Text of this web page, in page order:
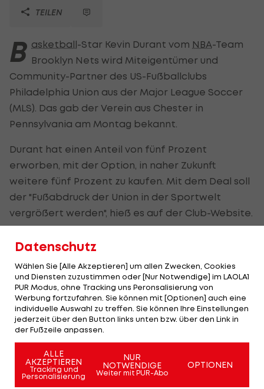
TEILEN
B asketball-Star Kevin Durant vom NBA-Team
Brooklyn Nets wird Miteigentümer und
Community-Partner des US-Fußballclubs
Philadelphia Union aus der Major League Soccer
(MLS). Das gab der Verein aus Chester in
Pennsylvania am Montag bekannt.
Durant hat einen Anteil von fünf Prozent
erworben, mit der Option, in naher Zukunft
weitere fünf Prozent zu kaufen. Mit dem Deal soll
der "Fußabdruck der Union in der Sportwelt
vergrößert werden", hieß es auf der Club-Website.
anderem, die Jugend von Chester in die Lage zu
versetzen, soziale und rassistische
Ungerechtigkeiten in ihrer Gemeinde über
Programme und Ressourcen für soziale
Gerechtigkeit zu bekämpfen. Zudem sollen in der
Coronavirus-Krise lokale Kleinunternehmen
unterstützt werden.
Datenschutz
Wählen Sie [Alle Akzeptieren] um allen Zwecken, Cookies
und Diensten zuzustimmen oder [Nur Notwendige] im LAOLA1
PUR Modus, ohne Tracking uns Peronsalisierung von
Werbung fortzufahren. Sie können mit [Optionen] auch eine
individuelle Auswahl zu treffen. Sie können Ihre Einstellungen
jederzeit über den Button links unten bzw. über den Link in
der Fußzeile anpassen.
ALLE
AKZEPTIEREN
Tracking und
Personalisierung
NUR
NOTWENDIGE
Weiter mit PUR-Abo
OPTIONEN